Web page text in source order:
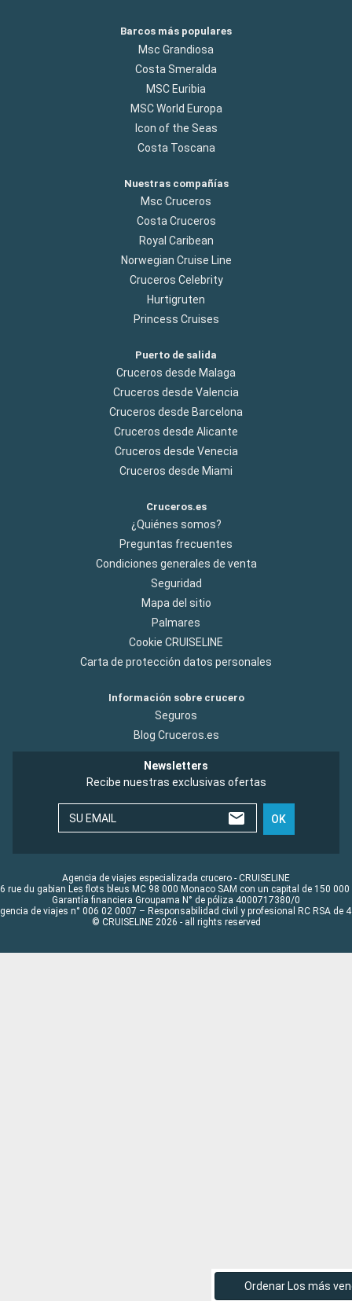
Ordenar Los más
Barcos más populares
Msc Grandiosa
Costa Smeralda
MSC Euribia
MSC World Europa
Icon of the Seas
Costa Toscana
Nuestras compañías
Msc Cruceros
Costa Cruceros
Royal Caribean
Norwegian Cruise Line
Cruceros Celebrity
Hurtigruten
Princess Cruises
Puerto de salida
Cruceros desde Malaga
Cruceros desde Valencia
Cruceros desde Barcelona
Cruceros desde Alicante
Cruceros desde Venecia
Cruceros desde Miami
Cruceros.es
¿Quiénes somos?
Preguntas frecuentes
Condiciones generales de venta
Seguridad
Mapa del sitio
Palmares
Cookie CRUISELINE
Carta de protección datos personales
Información sobre crucero
Seguros
Blog Cruceros.es
Newsletters
Recibe nuestras exclusivas ofertas
SU EMAIL OK
Agencia de viajes especializada crucero - CRUISELINE
rue du gabian Les flots bleus MC 98 000 Monaco SAM con un capital de 150 000
Garantía financiera Groupama N° de póliza 4000717380/0
de viajes n° 006 02 0007 – Responsabilidad civil y profesional RC RSA de
© CRUISELINE 2026 - all rights reserved